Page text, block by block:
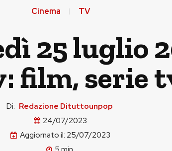
Cinema TV
25 luglio
film, serie
Di: Redazione Dituttounpop
24/07/2023
Aggiornato il: 25/07/2023